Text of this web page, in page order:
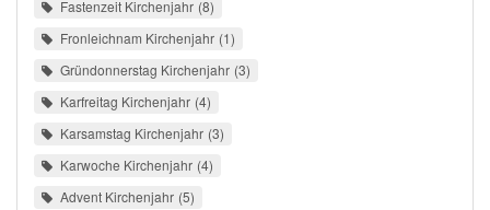
Fastenzeit Kirchenjahr 8
Fronleichnam Kirchenjahr 1
Gründonnerstag Kirchenjahr 3
Karfreitag Kirchenjahr 4
Karsamstag Kirchenjahr 3
Karwoche Kirchenjahr 4
Advent Kirchenjahr 5